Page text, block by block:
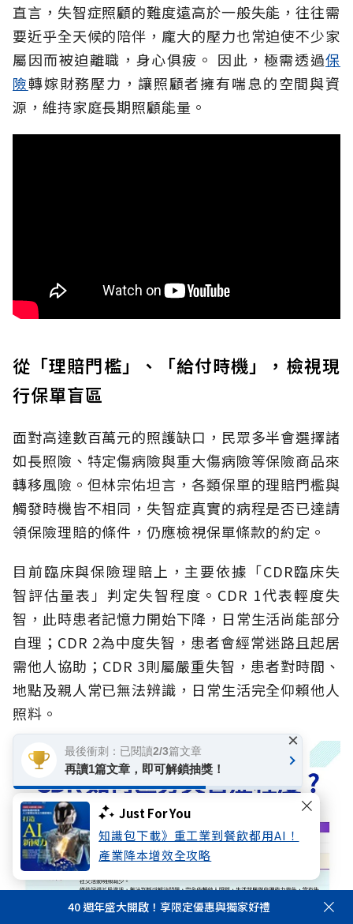
Just For You
知識包下載》重工業到餐飲都用AI！
產業降本增效全攻略
直言，失智症照顧的難度遠高於一般失能，往往需
要近乎全天候的陪伴，龐大的壓力也常迫使不少家
屬因而被迫離職，身心俱疲。 因此，極需透過保
險轉嫁財務壓力，讓照顧者擁有喘息的空間與資
源，維持家庭長期照顧能量。
從「理賠門檻」、「給付時機」，檢視現
行保單盲區
面對高達數百萬元的照護缺口，民眾多半會選擇諸
如長照險、特定傷病險與重大傷病險等保險商品來
轉移風險。但林宗佑坦言，各類保單的理賠門檻與
觸發時機皆不相同，失智症真實的病程是否已達請
領保險理賠的條件，仍應檢視保單條款的約定。
目前臨床與保險理賠上，主要依據「CDR臨床失
智評估量表」判定失智程度。CDR 1代表輕度失
智，此時患者記憶力開始下降，日常生活尚能部分
自理；CDR 2為中度失智，患者會經常迷路且起居
需他人協助；CDR 3則屬嚴重失智，患者對時間、
地點及親人常已無法辨識，日常生活完全仰賴他人
照料。
40 週年盛大開啟！享限定優惠與獨家好禮
最後衝刺：已閱讀2/3篇文章
再讀1篇文章，即可解鎖抽獎！
×